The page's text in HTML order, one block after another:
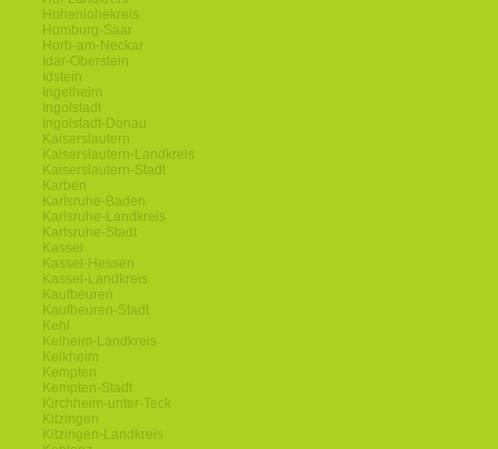
Hohenlohekreis
Homburg-Saar
Horb-am-Neckar
Idar-Oberstein
Idstein
Ingelheim
Ingolstadt
Ingolstadt-Donau
Kaiserslautern
Kaiserslautern-Landkreis
Kaiserslautern-Stadt
Karben
Karlsruhe-Baden
Karlsruhe-Landkreis
Karlsruhe-Stadt
Kassel
Kassel-Hessen
Kassel-Landkreis
Kaufbeuren
Kaufbeuren-Stadt
Kehl
Kelheim-Landkreis
Kelkheim
Kempten
Kempten-Stadt
Kirchheim-unter-Teck
Kitzingen
Kitzingen-Landkreis